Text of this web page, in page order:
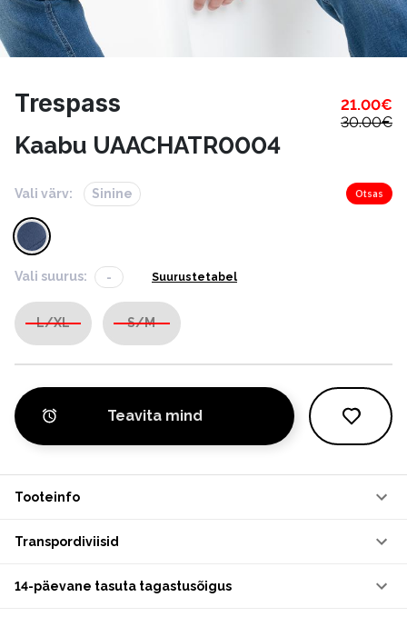
Trespass 21.00€
30.00€
Kaabu UAACHATR0004
Vali värv: Sinine Otsas
Vali suurus: - Suurustetabel
L/XL S/M
Teavita mind
Tooteinfo
Transpordiviisid
14-päevane tasuta tagastusõigus